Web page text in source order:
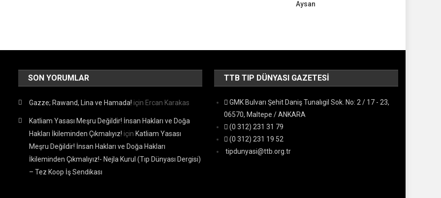
Aysan
SON YORUMLAR
Gazze; Rawand, Lina ve Hamada! için Ercan Karakas
Katliam Yasası Meşru Değildir! İnsan Hakları ve Doğa
Hakları İkileminden Çıkmalıyız! için Katliam Yasası
Meşru Değildir! İnsan Hakları ve Doğa Hakları
İkileminden Çıkmalıyız!- Nejla Kurul (Tıp Dünyası Dergisi)
– Tez Koop İş Sendikası
TTB TIP DÜNYASI GAZETESI
GMK Bulvarı Şehit Daniş Tunalıgil Sok. No: 2 / 17 - 23,
06570, Maltepe / ANKARA
(0 312) 231 31 79
(0 312) 231 19 52
tipdunyasi@ttb.org.tr